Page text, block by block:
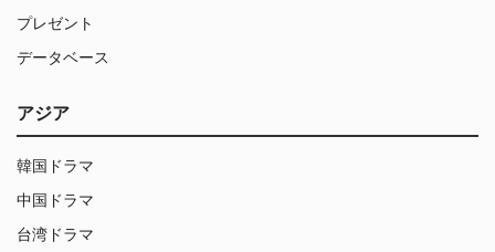
プレゼント
データベース
アジア
韓国ドラマ
中国ドラマ
台湾ドラマ